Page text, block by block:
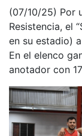
(07/10/25) Por
Resistencia, el
en su estadio)
En el elenco
anotador con